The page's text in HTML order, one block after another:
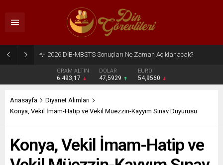
2026 DİB-MBSTS Ne Zaman?
GRAM ALTIN
6.493,17
DOLAR
47,5929
EURO
54,9560
Anasayfa
Diyanet Alımları
Konya, Vekil İmam-Hatip ve Vekil Müezzin-Kayyım Sınav Duyurusu
Konya, Vekil İmam-Hatip ve